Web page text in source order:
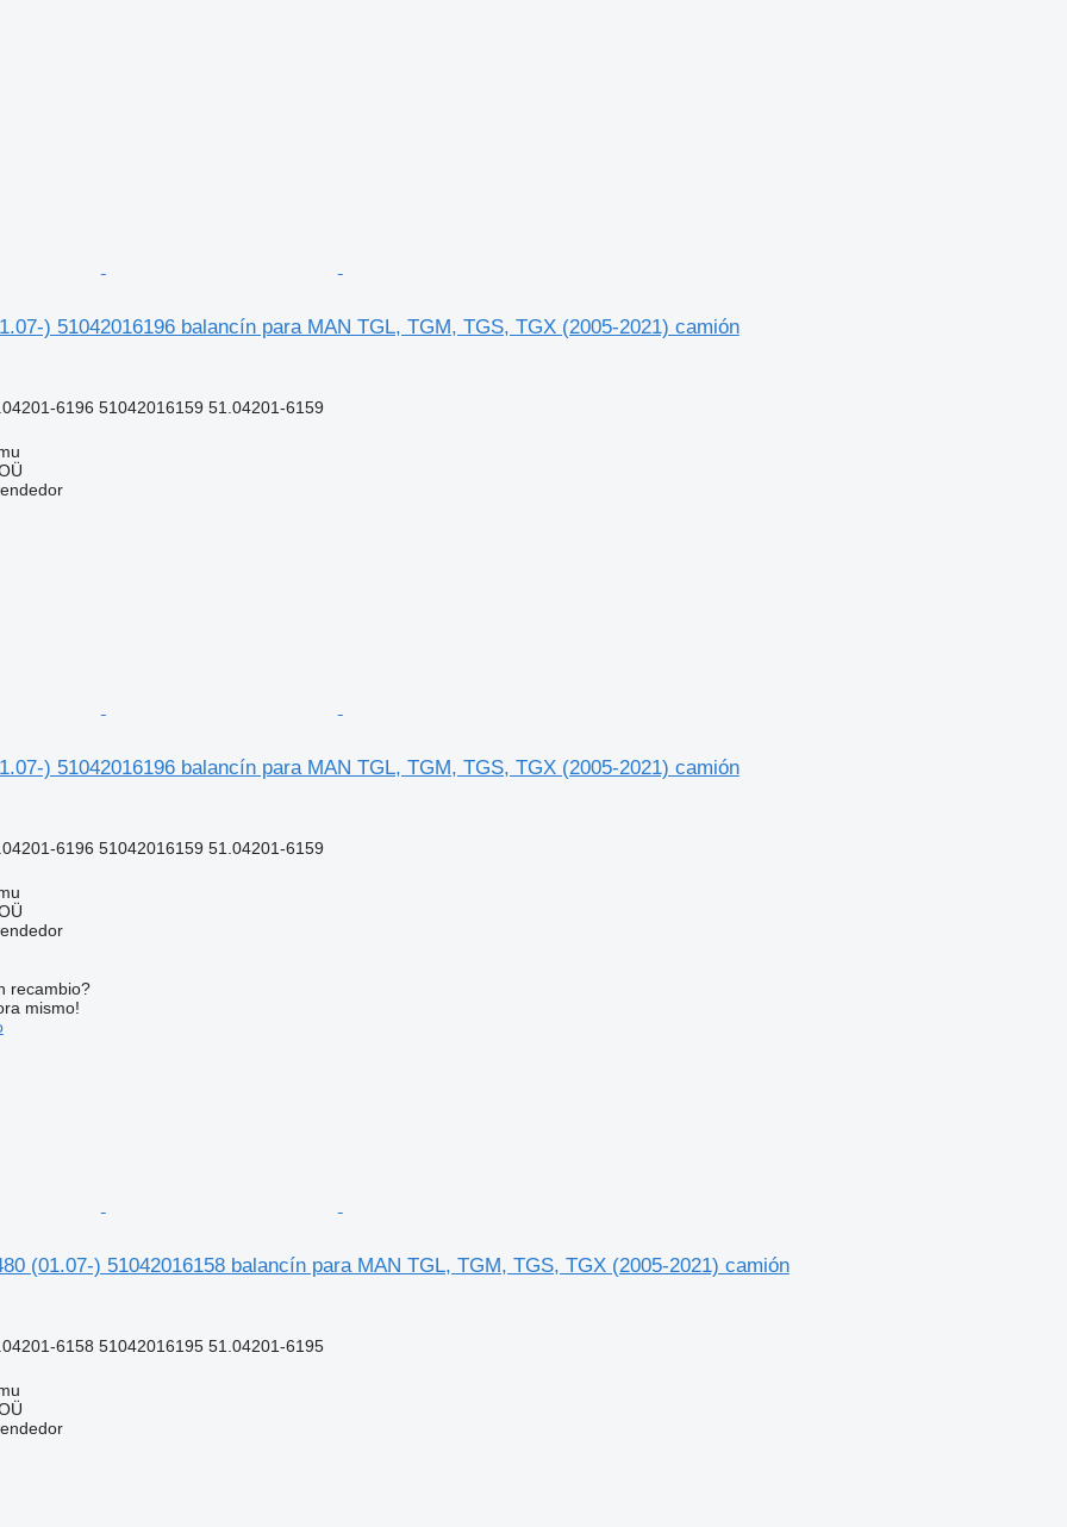
) 51042016196 balancín para MAN TGL, TGM, TGS, TGX (2005-2021) camión
6196 51042016159 51.04201-6159
) 51042016196 balancín para MAN TGL, TGM, TGS, TGX (2005-2021) camión
6196 51042016159 51.04201-6159
recambio?
mismo!
(01.07-) 51042016158 balancín para MAN TGL, TGM, TGS, TGX (2005-2021) camión
6158 51042016195 51.04201-6195